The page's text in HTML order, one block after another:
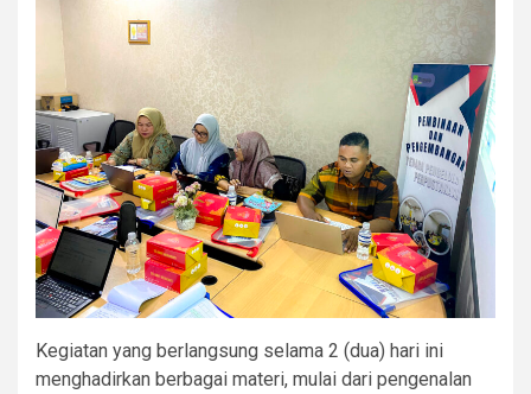
Kegiatan yang berlangsung selama 2 (dua) hari ini
menghadirkan berbagai materi, mulai dari pengenalan